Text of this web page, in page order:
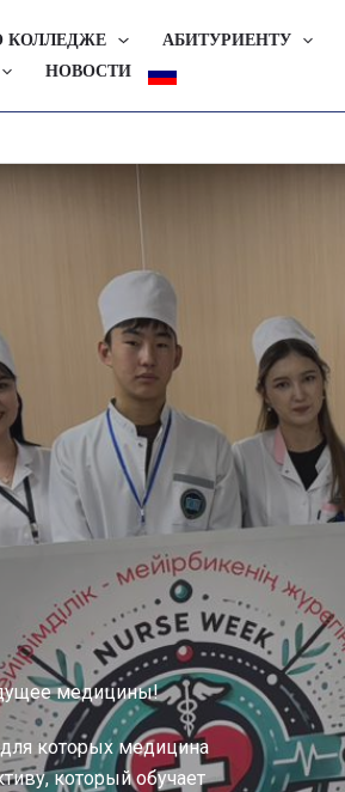
КОЛЛЕДЖЕ АБИТУРИЕНТУ
НОВОСТИ
медицины!
которых медицина
который обучает